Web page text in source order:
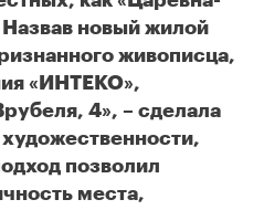
новый жилой
живописца,
«ИНТЕКО»,
4», – сделала
позволил
места,